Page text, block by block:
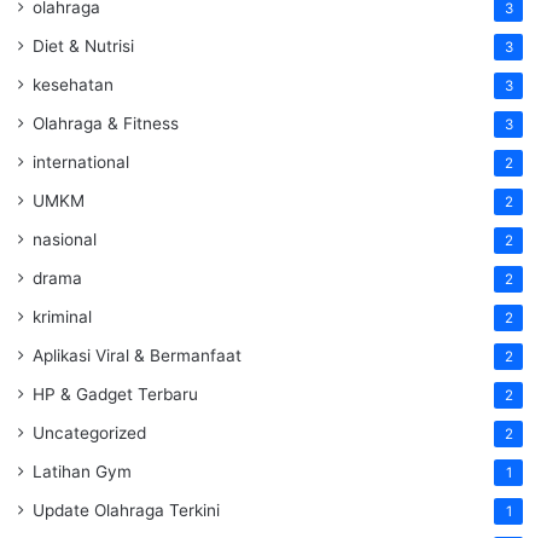
olahraga 3
Diet & Nutrisi 3
kesehatan 3
Olahraga & Fitness 3
international 2
UMKM 2
nasional 2
drama 2
kriminal 2
Aplikasi Viral & Bermanfaat 2
HP & Gadget Terbaru 2
Uncategorized 2
Latihan Gym 1
Update Olahraga Terkini 1